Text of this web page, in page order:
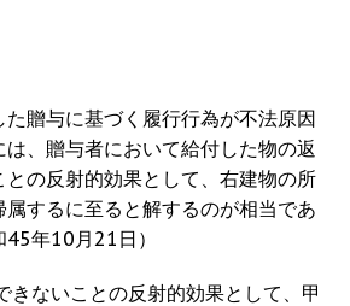
た贈与に基づく履行行為が不法原因
、贈与者において給付した物の返
の反射的効果として、右建物の所
するに至ると解するのが相当であ
年10月21日）
ないことの反射的効果として、甲